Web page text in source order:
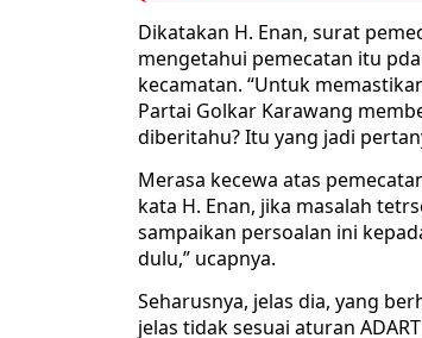
Dikatakan H. Enan, surat
mengetahui pemecatan itu
kecamatan. “Untuk
Partai Golkar Karawang
diberitahu? Itu yang jadi
Merasa kecewa atas
kata H. Enan, jika masalah
sampaikan persoalan ini
dulu,” ucapnya.
Seharusnya, jelas dia, yang
jelas tidak sesuai aturan